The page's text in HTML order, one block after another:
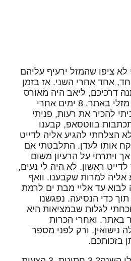
ציפו שהמזל ירעיף עליהם
אחד אחרי השני. אז בזמן
דרכיכם, ליאב היה מאורס
לעדן, ואני ניסיתי את מזלי באתר. 8 ימים אחרי
להכיר את רעות, פניתי
בווטסאפ, קבענו
הצלחתי להגיע אליה לדייט
אותו לעדן. התלבטתי אם
ויתרתי על הרעיון משום
ראשון. לא היה לי נעים,
אליה למרות שקבענו. וואף
לבוא עד אליי מבת ים לרמת
תוך כדי הנסיעה. נפגשנו
לגלות שבמציאות היא
באתר. ואחרי הכרות
נישואין. ורק לפני מספר
בזכותכם.